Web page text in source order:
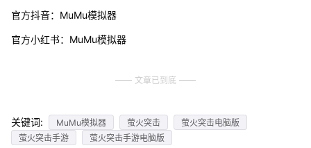
官方抖音：MuMu模拟器
官方小红书：MuMu模拟器
文章已到底
关键词: MuMu模拟器 萤火突击
萤火突击电脑版
萤火突击手游
萤火突击手游电脑版